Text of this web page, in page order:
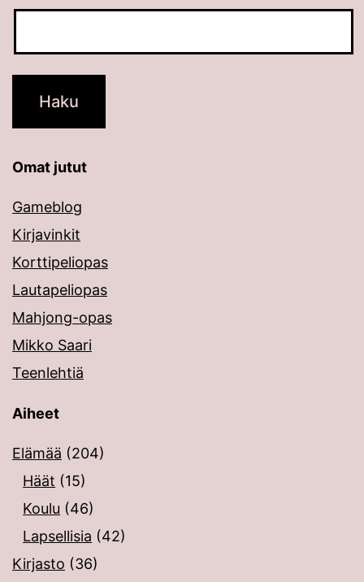
Omat jutut
Gameblog
Kirjavinkit
Korttipeliopas
Lautapeliopas
Mahjong-opas
Mikko Saari
Teenlehtiä
Aiheet
Elämää (204)
Häät (15)
Koulu (46)
Lapsellisia (42)
Kirjasto (36)